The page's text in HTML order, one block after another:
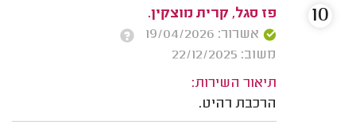
פז סגל, קרית מוצקין.
אשרור: 19/04/2026
משוב: 22/12/2025
תיאור השירות:
הרכבת רהיט.
10